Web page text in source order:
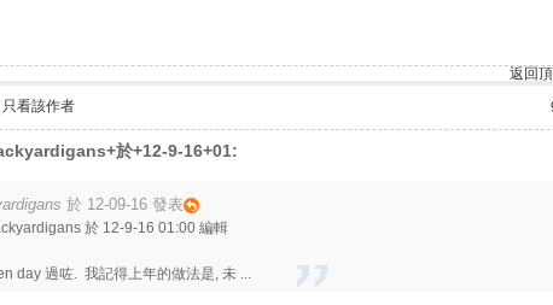
返回
只看該作者
於+12-9-16+01:
於 12-09-16 發表
於 12-9-16 01:00 編輯
day 過咗. 我記得上年的做法是, 未 ...